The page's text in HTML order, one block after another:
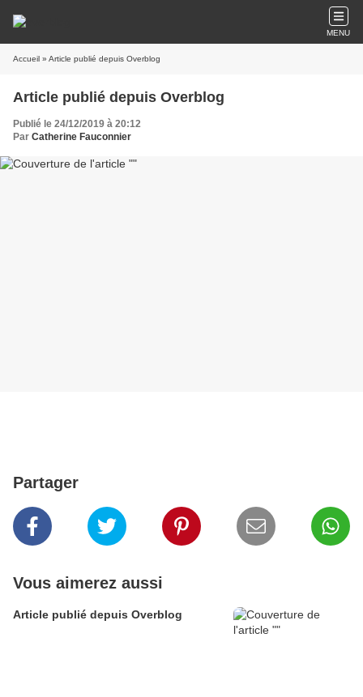
MENU
Accueil » Article publié depuis Overblog
Article publié depuis Overblog
Publié le 24/12/2019 à 20:12
Par Catherine Fauconnier
Partager
Vous aimerez aussi
Article publié depuis Overblog